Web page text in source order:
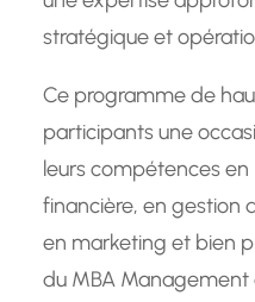
stratégique et
Ce programme de
participants une
leurs compétences
financière, en gestion
en marketing et bien
du MBA Management